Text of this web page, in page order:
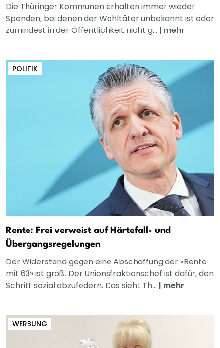
Die Thüringer Kommunen erhalten immer wieder
Spenden, bei denen der Wohltäter unbekannt ist oder
zumindest in der Öffentlichkeit nicht g... | mehr
POLITIK
Rente: Frei verweist auf Härtefall- und
Übergangsregelungen
Der Widerstand gegen eine Abschaffung der «Rente
mit 63» ist groß. Der Unionsfraktionschef ist dafür, den
Schritt sozial abzufedern. Das sieht Th... | mehr
WERBUNG